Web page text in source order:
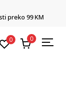
preko 99 KM
0 0